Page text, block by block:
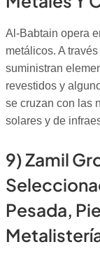
Al-Babtain opera
metálicos. A
suministran
revestidos y
se cruzan con las
solares y de
9) Zamil
Pesada,